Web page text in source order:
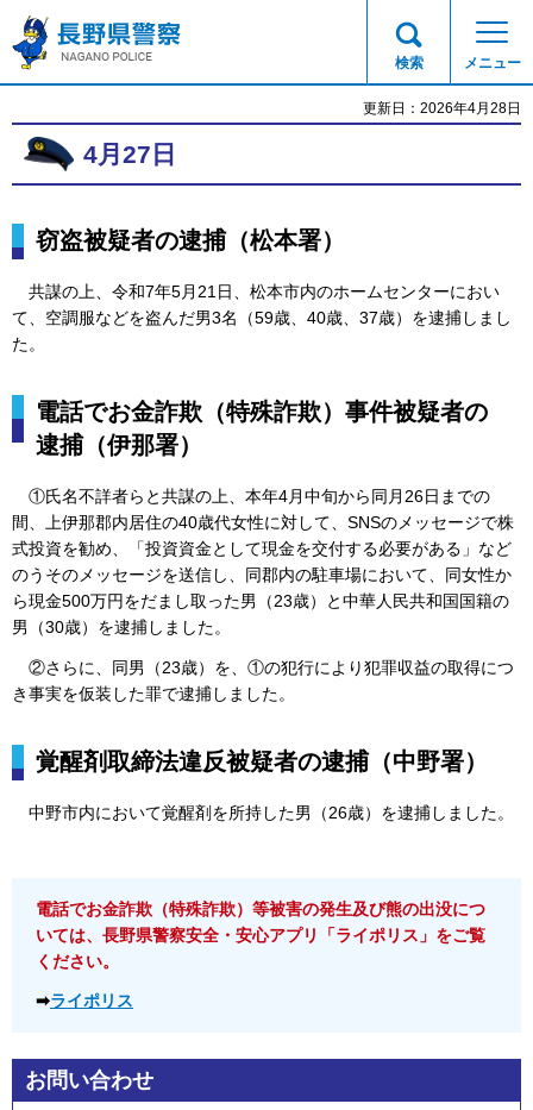
長野県警察
検索 メニュー
更新日：2026年4月28日
4月27日
窃盗被疑者の逮捕（松本署）
共謀の上、令和7年5月21日、松本市内のホームセンターにおい
て、空調服などを盗んだ男3名（59歳、40歳、37歳）を逮捕しまし
た。
電話でお金詐欺（特殊詐欺）事件被疑者の
逮捕（伊那署）
①氏名不詳者らと共謀の上、本年4月中旬から同月26日までの
間、上伊那郡内居住の40歳代女性に対して、SNSのメッセージで株
式投資を勧め、「投資資金として現金を交付する必要がある」など
のうそのメッセージを送信し、同郡内の駐車場において、同女性か
ら現金500万円をだまし取った男（23歳）と中華人民共和国国籍の
男（30歳）を逮捕しました。
②さらに
、同男（23歳）を、①の犯行により犯罪収益の取得につ
き事実を仮装した罪で逮捕しました。
覚醒剤取締法違反被疑者の逮捕（中野署）
中野市内において覚醒剤を所持した男（26歳）を逮捕しました。
電話でお金詐欺（特殊詐欺）等被害の発生及び熊の出没につ
いては、長野県警察安全・安心アプリ「ライポリス」をご覧
ください。
➡ライポリス
お問い合わせ